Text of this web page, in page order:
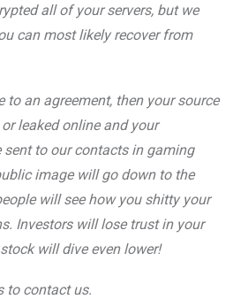
all of your servers, but we
can most likely recover from
to an agreement, then your source
leaked online and your
to our contacts in gaming
image will go down to the
will see how you shitty your
Investors will lose trust in your
will dive even lower!
to contact us.